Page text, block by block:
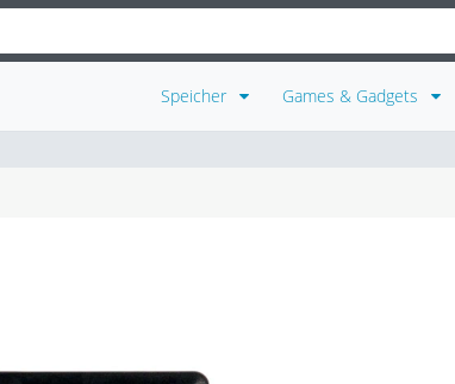
Speicher Games & Gadgets